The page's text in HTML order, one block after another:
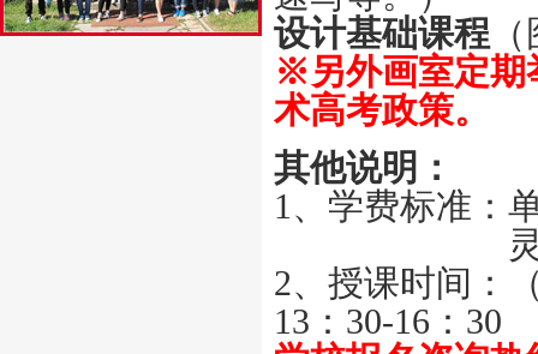
设计基础课程
※另外画室定期
术高考政策。
其他说明：
1、学费标准：
2、授课时间：
13：30-16：30